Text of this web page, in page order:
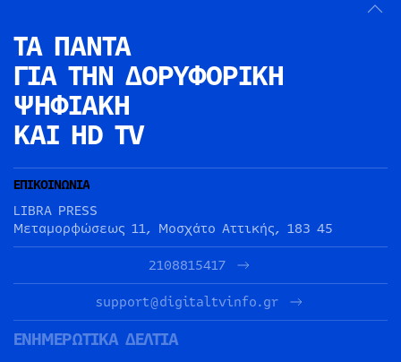
ΤΑ ΠΑΝΤΑ
ΓΙΑ ΤΗΝ ΔΟΡΥΦΟΡΙΚΗ
ΨΗΦΙΑΚΗ
ΚΑΙ HD TV
ΕΠΙΚΟΙΝΩΝΙΑ
LIBRA PRESS
Μεταμορφώσεως 11, Μοσχάτο Αττικής, 183 45
2108815417
support@digitaltvinfo.gr
ΕΝΗΜΕΡΩΤΙΚΑ ΔΕΛΤΙΑ